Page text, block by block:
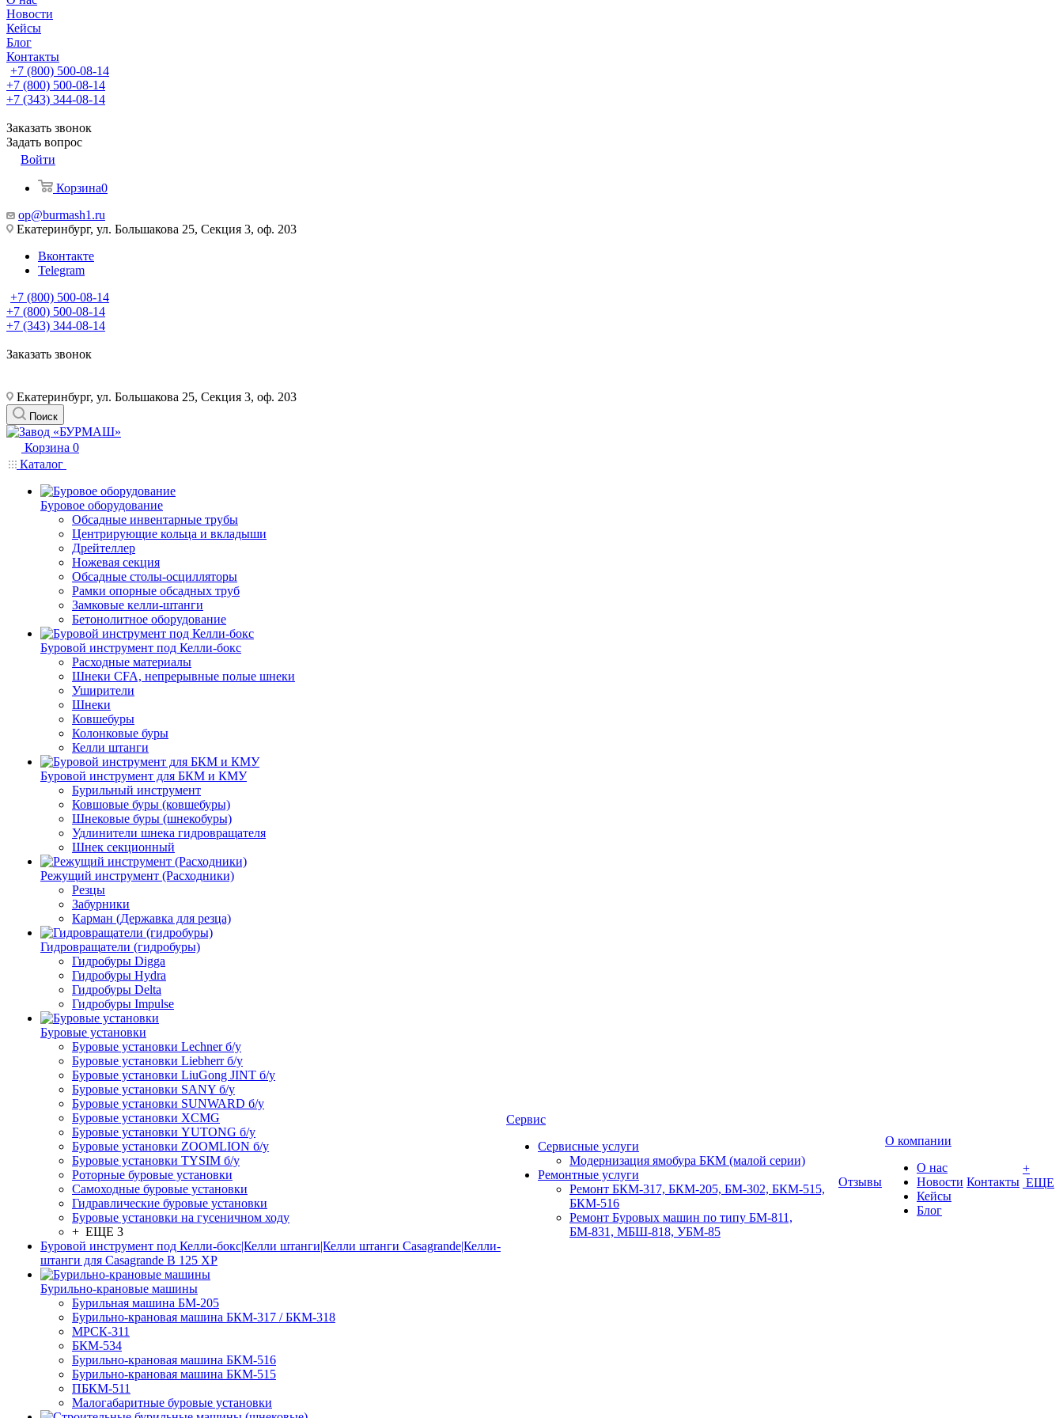
Новости
Кейсы
Блог
Контакты
+7 (800) 500-08-14
+7 (800) 500-08-14
+7 (343) 344-08-14
Заказать звонок
Задать вопрос
Войти
Корзина0
op@burmash1.ru
Екатеринбург, ул. Большакова 25, Секция 3, оф. 203
Вконтакте
Telegram
+7 (800) 500-08-14
+7 (800) 500-08-14
+7 (343) 344-08-14
Заказать звонок
Екатеринбург, ул. Большакова 25, Секция 3, оф. 203
Поиск
Корзина 0
Каталог
Буровое оборудование
Обсадные инвентарные трубы
Центрирующие кольца и вкладыши
Дрейтеллер
Ножевая секция
Обсадные столы-осцилляторы
Рамки опорные обсадных труб
Замковые келли-штанги
Бетонолитное оборудование
Буровой инструмент под Келли-бокс
Расходные материалы
Шнеки CFA, непрерывные полые шнеки
Уширители
Шнеки
Ковшебуры
Колонковые буры
Келли штанги
Буровой инструмент для БКМ и КМУ
Бурильный инструмент
Ковшовые буры (ковшебуры)
Шнековые буры (шнекобуры)
Удлинители шнека гидровращателя
Шнек секционный
Режущий инструмент (Расходники)
Резцы
Забурники
Карман (Державка для резца)
Гидровращатели (гидробуры)
Гидробуры Digga
Гидробуры Hydra
Гидробуры Delta
Гидробуры Impulse
Буровые установки
Буровые установки Lechner б/у
Буровые установки Liebherr б/у
Буровые установки LiuGong JINT б/у
Буровые установки SANY б/у
Буровые установки SUNWARD б/у
Буровые установки XCMG
Буровые установки YUTONG б/у
Буровые установки ZOOMLION б/у
Буровые установки TYSIM б/у
Роторные буровые установки
Самоходные буровые установки
Гидравлические буровые установки
Буровые установки на гусеничном ходу
+ ЕЩЕ 3
Буровой инструмент под Келли-бокс|Келли штанги|Келли штанги Casagrande|Келли-
штанги для Casagrande B 125 XP
Бурильно-крановые машины
Бурильная машина БМ-205
Бурильно-крановая машина БКМ-317 / БКМ-318
МРСК-311
БКМ-534
Бурильно-крановая машина БКМ-516
Бурильно-крановая машина БКМ-515
ПБКМ-511
Малогабаритные буровые установки
Сервис
Сервисные услуги
Модернизация ямобура БКМ (малой серии)
Ремонтные услуги
Ремонт БКМ-317, БКМ-205, БМ-302, БКМ-515,
БКМ-516
Ремонт Буровых машин по типу БМ-811,
БМ-831, МБШ-818, УБМ-85
Отзывы
О компании
О нас
Новости
Кейсы
Блог
Контакты
+
ЕЩЕ